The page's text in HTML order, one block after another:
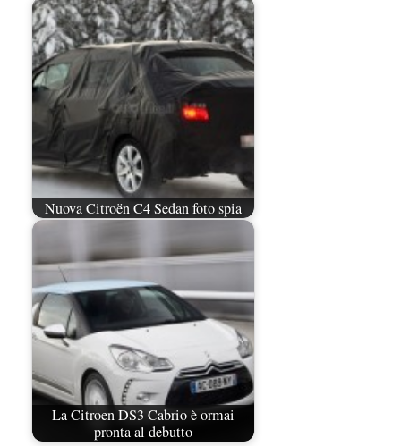
Nuova Citroën C4 Sedan foto spia
La Citroen DS3 Cabrio è ormai
pronta al debutto